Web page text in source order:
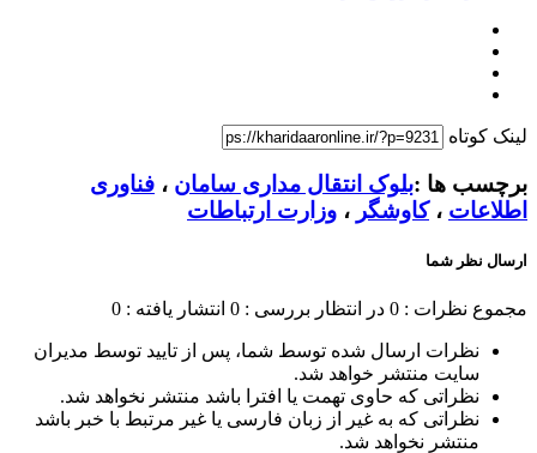
لینک کوتاه
برچسب ها :بلوک انتقال مداری سامان ، فناوری
اطلاعات ،کاوشگر ، وزارت ارتباطات
ارسال نظر شما
مجموع نظرات : 0 در انتظار بررسی : 0 انتشار یافته : 0
نظرات ارسال شده توسط شما، پس از تایید توسط مدیران
سایت منتشر خواهد شد.
نظراتی که حاوی تهمت یا افترا باشد منتشر نخواهد شد.
نظراتی که به غیر از زبان فارسی یا غیر مرتبط با خبر باشد
منتشر نخواهد شد.